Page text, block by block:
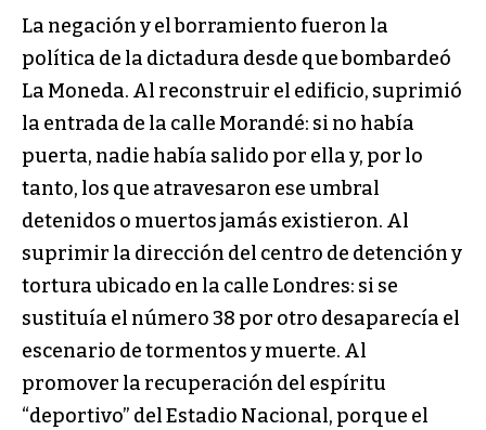
La negación y el borramiento fueron la
política de la dictadura desde que bombardeó
La Moneda. Al reconstruir el edificio, suprimió
la entrada de la calle Morandé: si no había
puerta, nadie había salido por ella y, por lo
tanto, los que atravesaron ese umbral
detenidos o muertos jamás existieron. Al
suprimir la dirección del centro de detención y
tortura ubicado en la calle Londres: si se
sustituía el número 38 por otro desaparecía el
escenario de tormentos y muerte. Al
promover la recuperación del espíritu
“deportivo” del Estadio Nacional, porque el